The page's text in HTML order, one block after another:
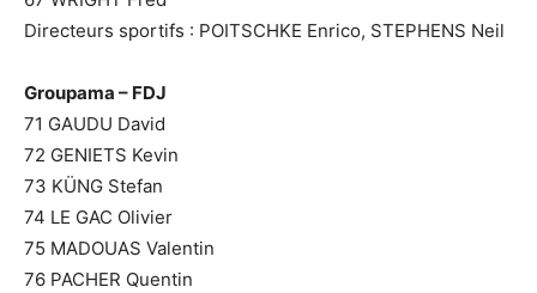
Directeurs sportifs : POITSCHKE Enrico, STEPHENS Neil
Groupama – FDJ
71 GAUDU David
72 GENIETS Kevin
73 KÜNG Stefan
74 LE GAC Olivier
75 MADOUAS Valentin
76 PACHER Quentin